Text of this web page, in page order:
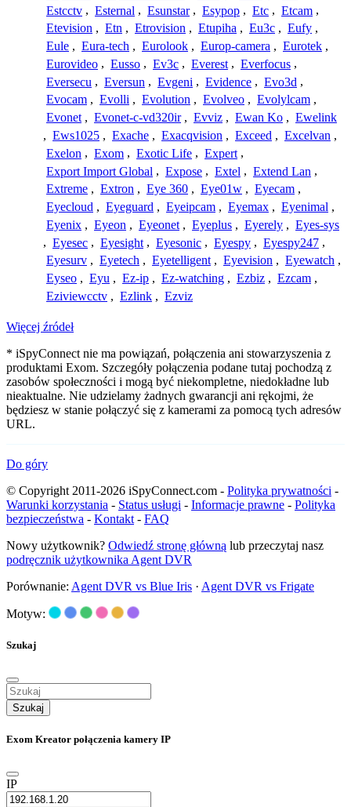
Estcctv , Esternal , Esunstar , Esypop , Etc , Etcam ,
Etevision , Etn , Etrovision , Etupiha , Eu3c , Eufy ,
Eule , Eura-tech , Eurolook , Europ-camera , Eurotek ,
Eurovideo , Eusso , Ev3c , Everest , Everfocus ,
Eversecu , Eversun , Evgeni , Evidence , Evo3d ,
Evocam , Evolli , Evolution , Evolveo , Evolylcam ,
Evonet , Evonet-c-vd320ir , Evviz , Ewan Ko , Ewelink
, Ews1025 , Exache , Exacqvision , Exceed , Excelvan ,
Exelon , Exom , Exotic Life , Expert ,
Export Import Global , Expose , Extel , Extend Lan ,
Extreme , Extron , Eye 360 , Eye01w , Eyecam ,
Eyecloud , Eyeguard , Eyeipcam , Eyemax , Eyenimal ,
Eyenix , Eyeon , Eyeonet , Eyeplus , Eyerely , Eyes-sys
, Eyesec , Eyesight , Eyesonic , Eyespy , Eyespy247 ,
Eyesurv , Eyetech , Eyetelligent , Eyevision , Eyewatch ,
Eyseo , Eyu , Ez-ip , Ez-watching , Ezbiz , Ezcam ,
Eziviewcctv , Ezlink , Ezviz
Więcej źródeł
* iSpyConnect nie ma powiązań, połączenia ani stowarzyszenia z
produktami Exom. Szczegóły połączenia podane tutaj pochodzą z
zasobów społeczności i mogą być niekompletne, niedokładne lub
nieaktualne. Nie udzielamy żadnych gwarancji ani rękojmi, że
będziesz w stanie połączyć się z kamerami za pomocą tych adresów
URL.
Do góry
© Copyright 2011-2026 iSpyConnect.com - Polityka prywatności -
Warunki korzystania - Status usługi - Informacje prawne - Polityka
bezpieczeństwa - Kontakt - FAQ
Nowy użytkownik? Odwiedź stronę główną lub przeczytaj nasz
podręcznik użytkownika Agent DVR
Porównanie: Agent DVR vs Blue Iris · Agent DVR vs Frigate
Motyw:
Szukaj
Szukaj
Exom Kreator połączenia kamery IP
IP